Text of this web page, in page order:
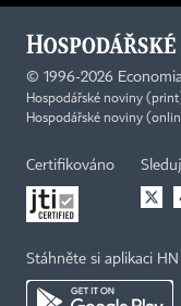
© 1996-2026
Hospodářské noviny
Hospodářské noviny
Certifikováno
Stáhněte si aplikaci HN